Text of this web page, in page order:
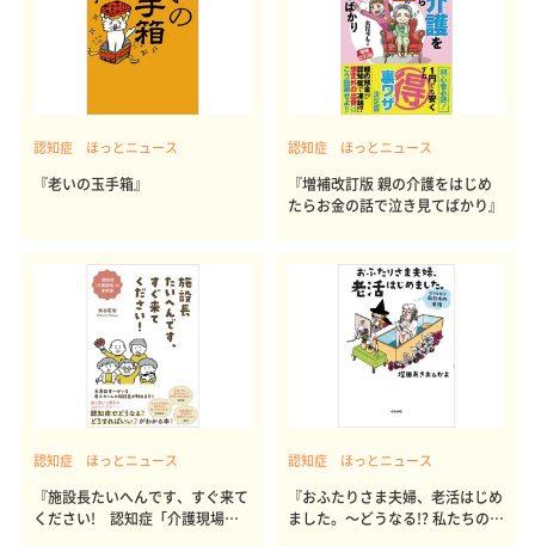
認知症 ほっとニュース
『老いの玉手箱』
認知症 ほっとニュース
『増補改訂版 親の介護をはじめ
たらお金の話で泣き見てばかり』
認知症 ほっとニュース
『施設長たいへんです、すぐ来て
ください! 認知症「介護現場」
認知症 ほっとニュース
『おふたりさま夫婦、老活はじめ
ました。～どうなる!? 私たちの老